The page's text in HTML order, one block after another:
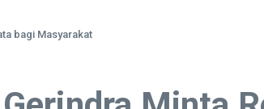
bagi Masyarakat